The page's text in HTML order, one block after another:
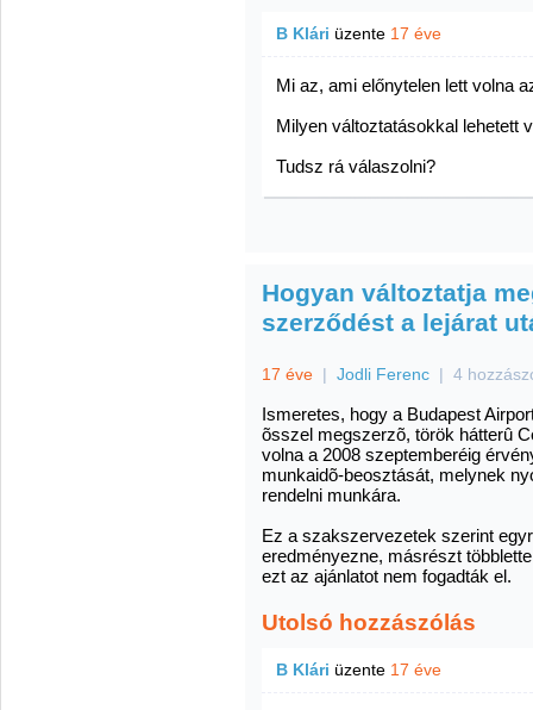
B Klári üzente 17 éve
Mi az, ami előnytelen lett volna
Milyen változtatásokkal lehetett
Tudsz rá válaszolni?
Hogyan változtatja
szerződést a lejárat
17 éve | Jodli Ferenc | 4
Ismeretes, hogy a Budapest
õsszel megszerzõ, török hátterû
volna a 2008 szeptemberéig
munkaidõ-beosztását, melynek
rendelni munkára.
Ez a szakszervezetek szerint
eredményezne, másrészt
ezt az ajánlatot nem fogadták el.
Utolsó hozzászólás
B Klári üzente 17 éve